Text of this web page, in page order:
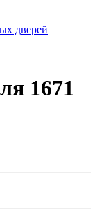
дверей
1671